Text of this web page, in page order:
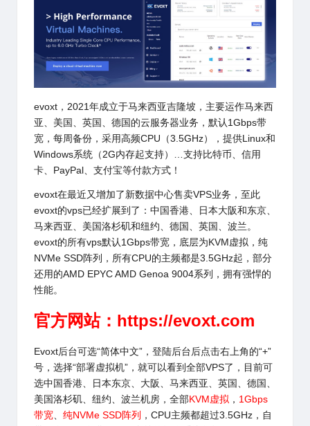
evoxt，2021年成立于马来西亚吉隆坡，主要运作马来西
亚、美国、英国、德国的云服务器业务，默认1Gbps带
宽，每周备份，采用高频CPU（3.5GHz），提供Linux和
Windows系统（2G内存起支持）…支持比特币、信用
卡、PayPal、支付宝等付款方式！
evoxt在最近又增加了新数据中心售卖VPS业务，至此
evoxt的vps已经扩展到了：中国香港、日本大阪和东京、
马来西亚、美国洛杉矶和纽约、德国、英国、波兰。
evoxt的所有vps默认1Gbps带宽，底层为KVM虚拟，纯
NVMe SSD阵列，所有CPU的主频都是3.5GHz起，部分
还用的AMD EPYC AMD Genoa 9004系列，拥有强悍的
性能。
官方网站： https://evoxt.com
Evoxt后台可选“简体中文”，登陆后台后点击右上角的“+”
号，选择“部署虚拟机”，就可以看到全部VPS了，目前可
选中国香港、日本东京、大阪、马来西亚、英国、德国、
美国洛杉矶、纽约、波兰机房，全部KVM虚拟 ， 1Gbps
带宽、 纯NVMe SSD阵列 ，CPU主频都超过3.5GHz，自